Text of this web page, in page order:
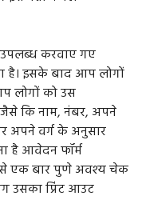
करवाए गए
इसके बाद आप लोगों
लोगों को उस
जैसे कि नाम, नंबर, अपने
अपने वर्ग के अनुसार
है आवेदन फॉर्म
एक बार पुणे अवश्य चेक
प्रिंट आउट